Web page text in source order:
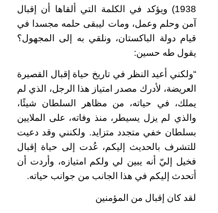
1938) ويؤكد في الكلمة التي ألقاها أن إقبال
آمن وحلم وعمل، ومات ليبقى حلمه مجسدا في
قيام دولة الباكستان، ونلقي به إلى المجهول؟
يقول طه حسين:
“ولكني أعيد النظر في تاريخ حياة إقبال القصيرة
العريضة، لأدرك مصدر امتياز هذا الرجل، الذي لم
يملك، في حياته، من مظاهر السلطان شيئًا،
والذي لم يزل يسيطر، منذ وفاته، على الملايين
بسلطان خفي متجدد متزايد. ولكنني وقد دعيت
للتشرف بالحديث إليكم، عُدت إلى حياة إقبال
فخيل إليّ أنه يبين لي ولكم امتيازه، وأردت أن
أتحدث إليكم في هذا الجانب من جوانب حياته.
لقد كان إقبال من المؤمنين